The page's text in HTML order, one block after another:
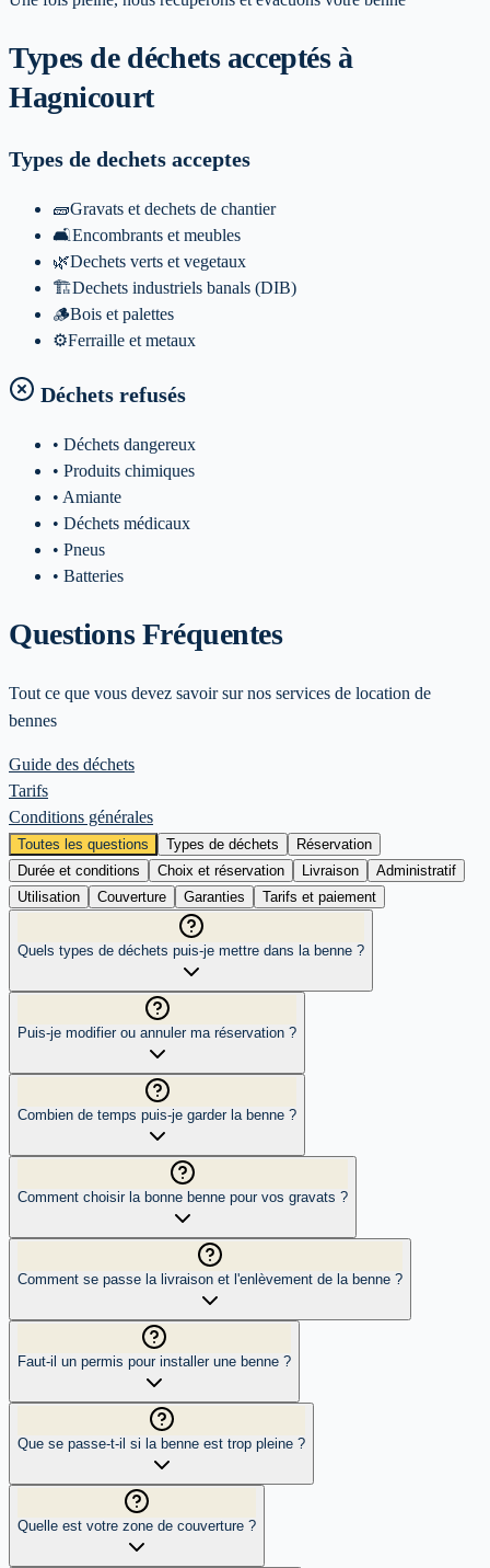
Types de déchets acceptés à
Hagnicourt
Types de dechets acceptes
🧱Gravats et dechets de chantier
🛋️Encombrants et meubles
🌿Dechets verts et vegetaux
🏗️Dechets industriels banals (DIB)
🪵Bois et palettes
⚙️Ferraille et metaux
Déchets refusés
• Déchets dangereux
• Produits chimiques
• Amiante
• Déchets médicaux
• Pneus
• Batteries
Questions Fréquentes
Tout ce que vous devez savoir sur nos services de location de
bennes
Guide des déchets
Tarifs
Conditions générales
Toutes les questions Types de déchets
Réservation
Durée et conditions
Choix et réservation Livraison
Administratif
Utilisation
Couverture Garanties Tarifs et paiement
Quels types de déchets puis-je mettre dans la benne ?
Puis-je modifier ou annuler ma réservation ?
Combien de temps puis-je garder la benne ?
Comment choisir la bonne benne pour vos gravats ?
Comment se passe la livraison et l'enlèvement de la benne ?
Faut-il un permis pour installer une benne ?
Que se passe-t-il si la benne est trop pleine ?
Quelle est votre zone de couverture ?